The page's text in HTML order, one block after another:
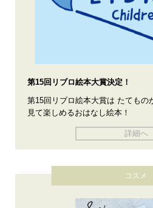
第15回リブロ絵本大賞決定！
第15回リブロ絵本大賞は たてもの
見て楽しめるおはなし絵本！
詳細へ
コスメ